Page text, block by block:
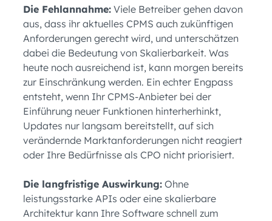
Die Fehlannahme: Viele Betreiber gehen davon
aus, dass ihr aktuelles CPMS auch zukünftigen
Anforderungen gerecht wird, und unterschätzen
dabei die Bedeutung von Skalierbarkeit. Was
heute noch ausreichend ist, kann morgen bereits
zur Einschränkung werden. Ein echter Engpass
entsteht, wenn Ihr CPMS-Anbieter bei der
Einführung neuer Funktionen hinterherhinkt,
Updates nur langsam bereitstellt, auf sich
verändernde Marktanforderungen nicht reagiert
oder Ihre Bedürfnisse als CPO nicht priorisiert.
Die langfristige Auswirkung: Ohne
leistungsstarke APIs oder eine skalierbare
Architektur kann Ihre Software schnell zum